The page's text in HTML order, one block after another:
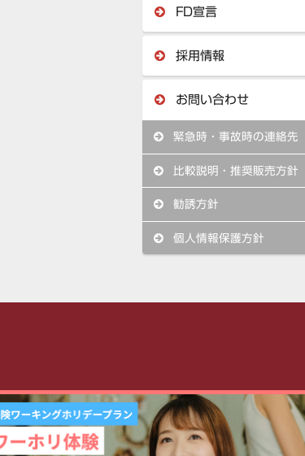
FD宣言
採用情報
お問い合わせ
緊急時・事故時の連絡先
比較説明・推奨販売方針
勧誘方針
個人情報保護方針